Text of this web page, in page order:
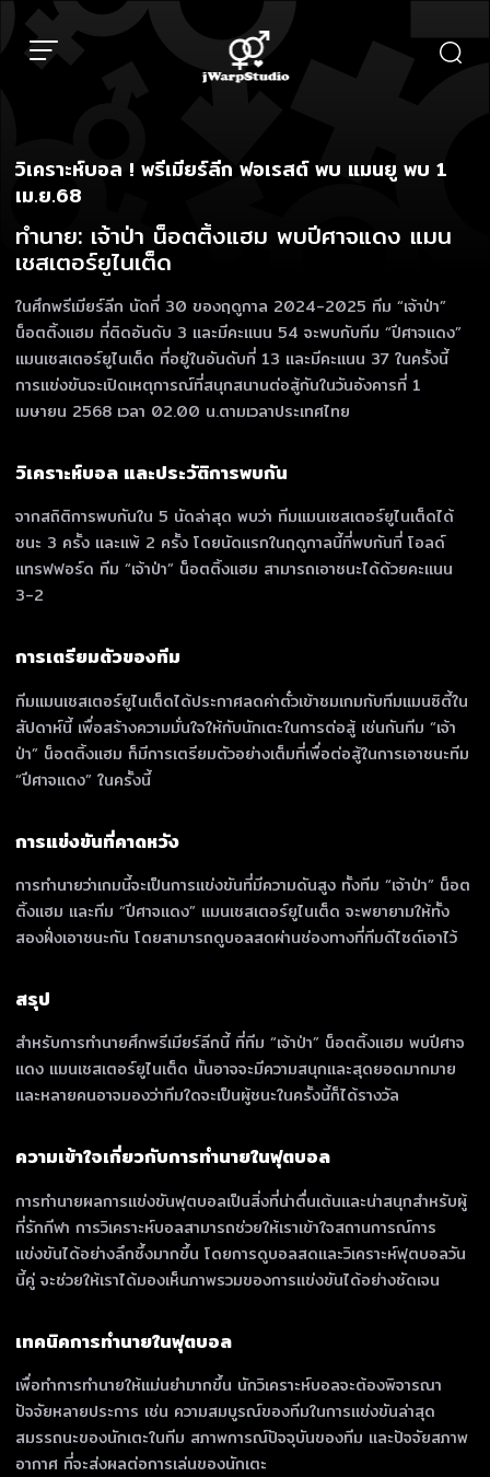
Skip
to
content
วิเคราะห์บอล ! พรีเมียร์ลีก ฟอเรสต์ พบ แมนยู พบ 1
เม.ย.68
ทำนาย: เจ้าป่า น็อตติ้งแฮม พบปีศาจแดง แมน
เชสเตอร์ยูไนเต็ด
ในศึกพรีเมียร์ลีก นัดที่ 30 ของฤดูกาล 2024-2025 ทีม “เจ้าป่า”
น็อตติ้งแฮม ที่ติดอันดับ 3 และมีคะแนน 54 จะพบกับทีม “ปีศาจแดง”
แมนเชสเตอร์ยูไนเต็ด ที่อยู่ในอันดับที่ 13 และมีคะแนน 37 ในครั้งนี้
การแข่งขันจะเปิดเหตุการณ์ที่สนุกสนานต่อสู้กันในวันอังคารที่ 1
เมษายน 2568 เวลา 02.00 น.ตามเวลาประเทศไทย
วิเคราะห์บอล และประวัติการพบกัน
จากสถิติการพบกันใน 5 นัดล่าสุด พบว่า ทีมแมนเชสเตอร์ยูไนเต็ดได้
ชนะ 3 ครั้ง และแพ้ 2 ครั้ง โดยนัดแรกในฤดูกาลนี้ที่พบกันที่ โอลด์
แทรฟฟอร์ด ทีม “เจ้าป่า” น็อตติ้งแฮม สามารถเอาชนะได้ด้วยคะแนน
3-2
การเตรียมตัวของทีม
ทีมแมนเชสเตอร์ยูไนเต็ดได้ประกาศลดค่าตั๋วเข้าชมเกมกับทีมแมนซิตี้ใน
สัปดาห์นี้ เพื่อสร้างความมั่นใจให้กับนักเตะในการต่อสู้ เช่นกันทีม “เจ้า
ป่า” น็อตติ้งแฮม ก็มีการเตรียมตัวอย่างเต็มที่เพื่อต่อสู้ในการเอาชนะทีม
“ปีศาจแดง” ในครั้งนี้
การแข่งขันที่คาดหวัง
การทำนายว่าเกมนี้จะเป็นการแข่งขันที่มีความดันสูง ทั้งทีม “เจ้าป่า” น็อต
ติ้งแฮม และทีม “ปีศาจแดง” แมนเชสเตอร์ยูไนเต็ด จะพยายามให้ทั้ง
สองฝั่งเอาชนะกัน โดยสามารถดูบอลสดผ่านช่องทางที่ทีมดีไซด์เอาไว้
สรุป
สำหรับการทำนายศึกพรีเมียร์ลีกนี้ ที่ทีม “เจ้าป่า” น็อตติ้งแฮม พบปีศาจ
แดง แมนเชสเตอร์ยูไนเต็ด นั้นอาจจะมีความสนุกและสุดยอดมากมาย
และหลายคนอาจมองว่าทีมใดจะเป็นผู้ชนะในครั้งนี้ก็ได้รางวัล
ความเข้าใจเกี่ยวกับการทำนายในฟุตบอล
การทำนายผลการแข่งขันฟุตบอลเป็นสิ่งที่น่าตื่นเต้นและน่าสนุกสำหรับผู้
ที่รักกีฬา การวิเคราะห์บอลสามารถช่วยให้เราเข้าใจสถานการณ์การ
แข่งขันได้อย่างลึกซึ้งมากขึ้น โดยการดูบอลสดและวิเคราะห์ฟุตบอลวัน
นี้คู่ จะช่วยให้เราได้มองเห็นภาพรวมของการแข่งขันได้อย่างชัดเจน
เทคนิคการทำนายในฟุตบอล
เพื่อทำการทำนายให้แม่นยำมากขึ้น นักวิเคราะห์บอลจะต้องพิจารณา
ปัจจัยหลายประการ เช่น ความสมบูรณ์ของทีมในการแข่งขันล่าสุด
สมรรถนะของนักเตะในทีม สภาพการณ์ปัจจุบันของทีม และปัจจัยสภาพ
อากาศ ที่จะส่งผลต่อการเล่นของนักเตะ